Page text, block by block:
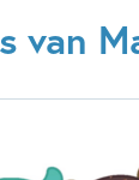
van